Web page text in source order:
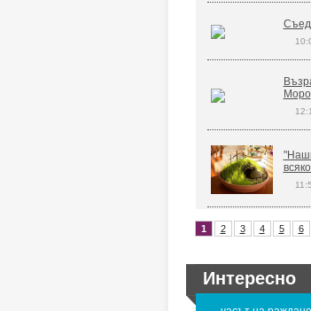
Моро
1 2 3 4 5 6
Интересно